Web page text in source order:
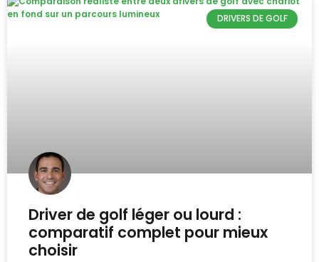
DRIVERS DE GOLF
Driver de golf léger ou lourd :
comparatif complet pour mieux
choisir